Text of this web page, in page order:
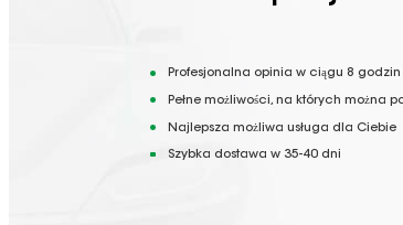
Profesjonalna opinia w ciągu 8 godzin
Pełne możliwości, na których można
Najlepsza możliwa usługa dla Ciebie
Szybka dostawa w 35-40 dni